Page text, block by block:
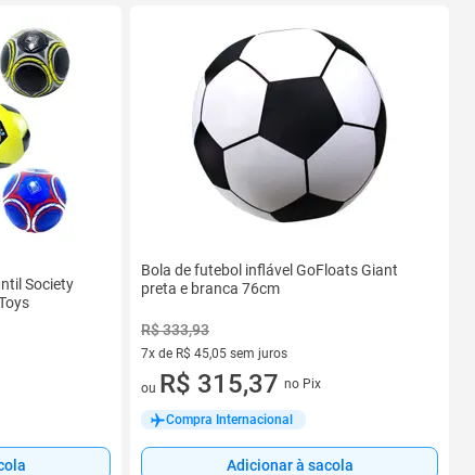
Society
Bola de futebol inflável GoFloats Giant
preta e branca 76cm
R$ 333,93
7x de R$ 45,05 sem juros
7 vez de R$ 45,05 sem juros
ou R$ 315,37 no Pix
Compra Internacional
Adicionar à sacola